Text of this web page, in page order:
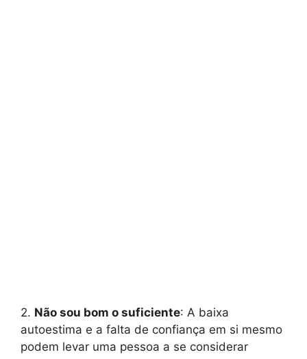
2. Não sou bom o suficiente: A baixa
autoestima e a falta de confiança em si mesmo
podem levar uma pessoa a se considerar